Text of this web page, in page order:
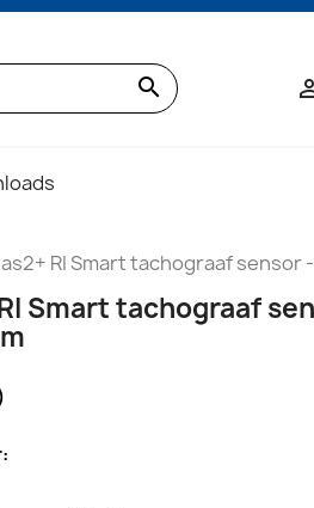
search
RI Smart tachograaf sensor
Smart tachograaf